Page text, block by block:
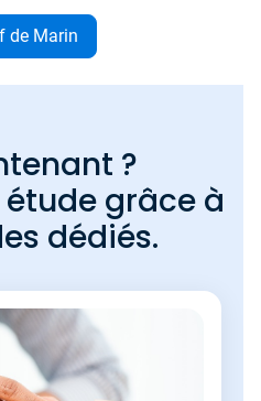
de Marin
?
grâce à
dédiés.